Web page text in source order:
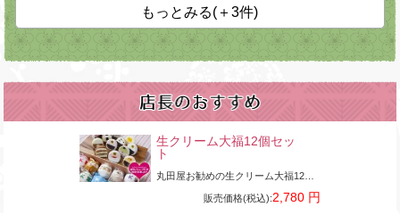
もっとみる(＋3件)
生クリーム大福12個セッ
ト
販売価格(税込):2,780 円